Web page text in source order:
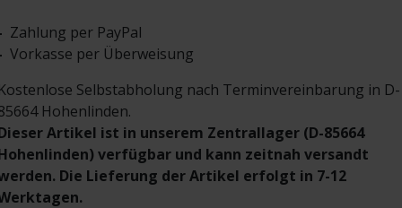
Zahlung per PayPal
Vorkasse per Überweisung
Selbstabholung nach Terminvereinbarung in D-
Hohenlinden.
Artikel ist in unserem Zentrallager (D-85664
verfügbar und kann zeitnah versandt
Die Lieferung der Artikel erfolgt in 7-12